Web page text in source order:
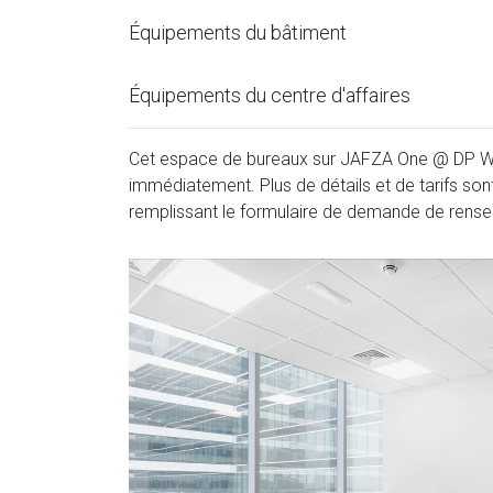
Équipements du bâtiment
Équipements du centre d'affaires
Cet espace de bureaux sur JAFZA One @ DP
immédiatement. Plus de détails et de tarifs
remplissant le formulaire de demande de